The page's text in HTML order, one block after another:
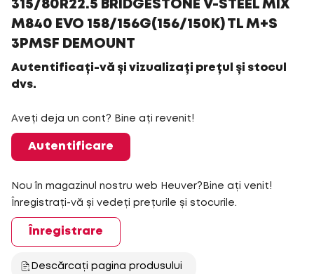
315/80R22.5 BRIDGESTONE V-STEEL MIX
M840 EVO 158/156G(156/150K) TL M+S
3PMSF DEMOUNT
Autentificați-vă și vizualizați prețul și stocul
dvs.
Aveți deja un cont? Bine ați revenit!
Autentificare
Nou în magazinul nostru web Heuver?Bine ați venit!
Înregistrați-vă și vedeți prețurile și stocurile.
Înregistrare
Descărcați pagina produsului